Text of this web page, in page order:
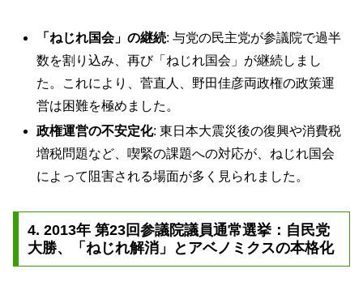
「ねじれ国会」の継続: 与党の民主党が参議院で過半
数を割り込み、再び「ねじれ国会」が継続しまし
た。これにより、菅直人、野田佳彦両政権の政策運
営は困難を極めました。
政権運営の不安定化: 東日本大震災後の復興や消費税
増税問題など、喫緊の課題への対応が、ねじれ国会
によって阻害される場面が多く見られました。
4. 2013年 第23回参議院議員通常選挙：自民党
大勝、「ねじれ解消」とアベノミクスの本格化